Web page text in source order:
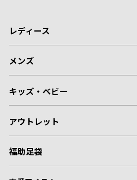
レディース
メンズ
キッズ・ベビー
アウトレット
福助足袋